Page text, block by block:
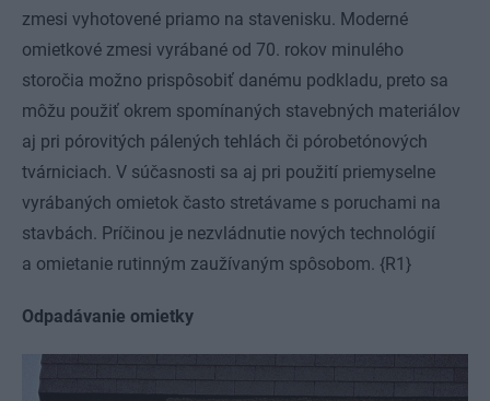
zmesi vyhotovené priamo na stavenisku. Moderné
omietkové zmesi vyrábané od 70. rokov minulého
storočia možno prispôsobiť danému podkladu, preto sa
môžu použiť okrem spomínaných stavebných materiálov
aj pri pórovitých pálených tehlách či pórobetónových
tvárniciach. V súčasnosti sa aj pri použití priemyselne
vyrábaných omietok často stretávame s poruchami na
stavbách. Príčinou je nezvládnutie nových technológií
a omietanie rutinným zaužívaným spôsobom. {R1}
Odpadávanie omietky